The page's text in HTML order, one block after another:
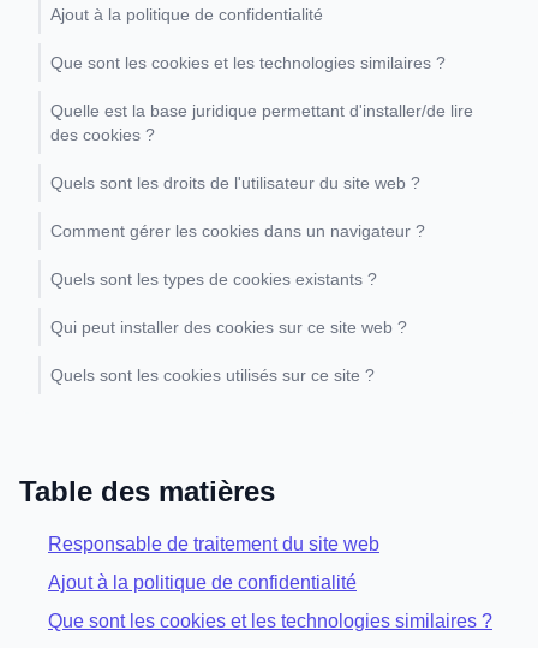
Ajout à la politique de confidentialité
Que sont les cookies et les technologies similaires ?
Quelle est la base juridique permettant d'installer/de lire
des cookies ?
Quels sont les droits de l'utilisateur du site web ?
Comment gérer les cookies dans un navigateur ?
Quels sont les types de cookies existants ?
Qui peut installer des cookies sur ce site web ?
Quels sont les cookies utilisés sur ce site ?
Table des matières
Responsable de traitement du site web
Ajout à la politique de confidentialité
Que sont les cookies et les technologies similaires ?